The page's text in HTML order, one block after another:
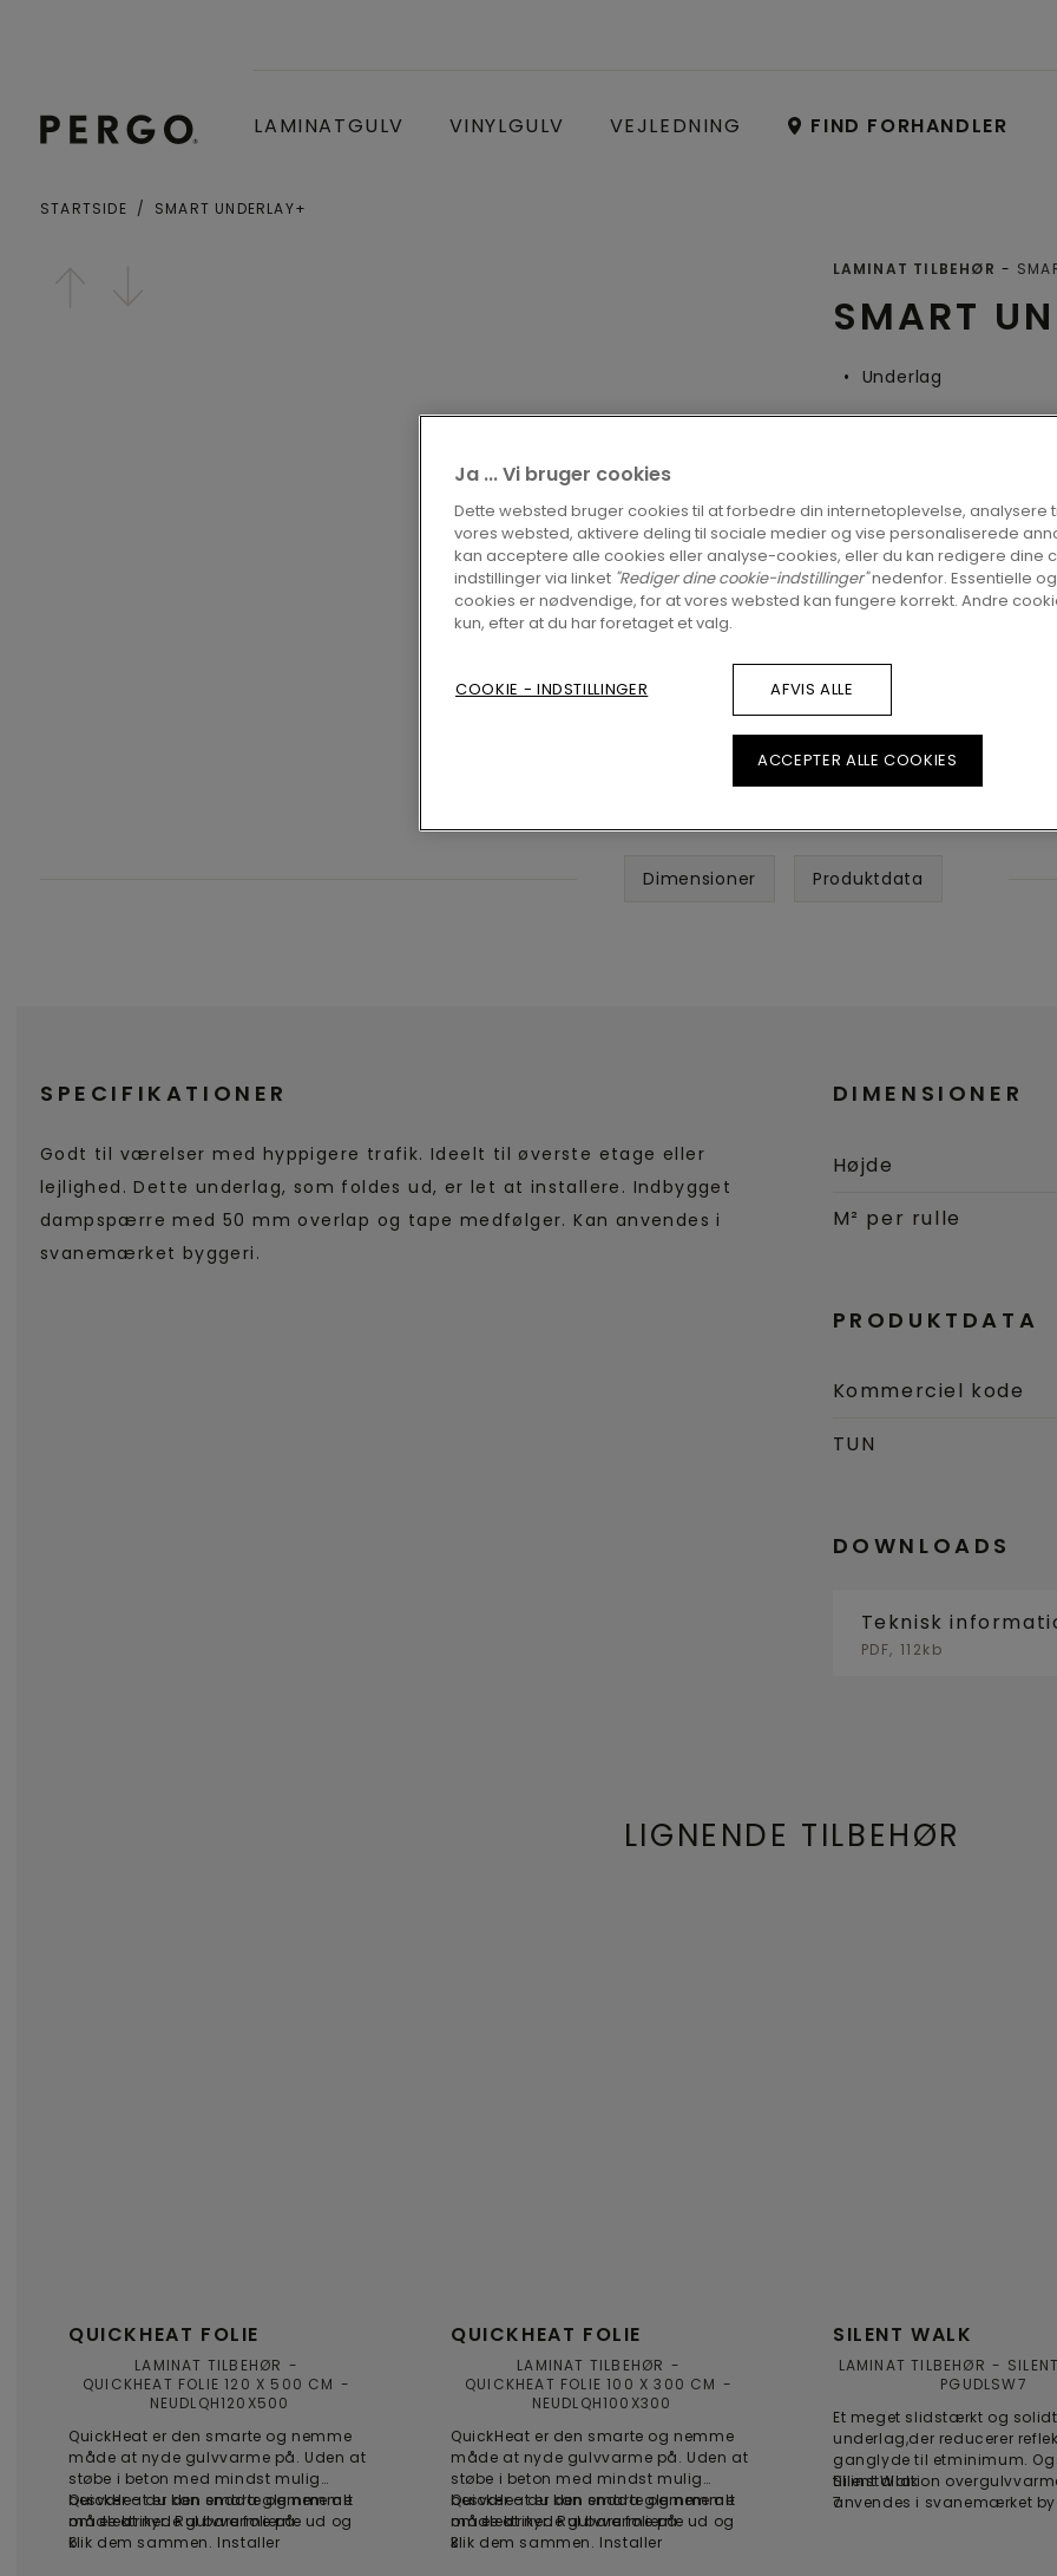
LAMINATGULV VINYLGULV VEJLEDNING FIND FORHANDLER
STARTSIDE SMART UNDERLAY+
SMART
LAMINAT TILBEHØR
Underlag
Dimensioner Produktdata
SPECIFIKATIONER
Godt til værelser med hyppigere trafik. Ideelt til øverste etage eller
lejlighed. Dette underlag, som foldes ud, er let at installere. Indbygget
dampspærre med 50 mm overlap og tape medfølger. Kan anvendes i
svanemærket byggeri.
DIMENSIONER
Højde
M² per rulle
PRODUKTDATA
Kommerciel kode
TUN
DOWNLOADS
Teknisk
PDF, 112kb
LIGNENDE TILBEHØR
QUICKHEAT FOLIE
LAMINAT TILBEHØR
QUICKHEAT FOLIE 120 X 500 CM
NEUDLQH120X500
QuickHeat er den smarte og nemme
måde at nyde gulvvarme på. Uden at
støbe i beton med mindst mulig
besvær – du kan endda glemme alt
om elektriker. Rul bare folierne ud og
klik dem sammen. Installer
QuickHeat er den smarte og nemme
måde at nyde gulvvarme på.
6
QUICKHEAT FOLIE
LAMINAT TILBEHØR
QUICKHEAT FOLIE 100 X 300 CM
NEUDLQH100X300
QuickHeat er den smarte og nemme
måde at nyde gulvvarme på. Uden at
støbe i beton med mindst mulig
besvær – du kan endda glemme alt
om elektriker. Rul bare folierne ud og
klik dem sammen. Installer
QuickHeat er den smarte og nemme
måde at nyde gulvvarme på.
3
SILENT WALK
LAMINAT TILBEHØR
PGUDLSW7
Et meget slidstærkt og solidt
underlag,der reducerer
ganglyde til etminimum.
til installation
anvendes i svanemærket
Silent Walk
7
Ja ... Vi bruger cookies
Dette websted bruger cookies til at forbedre din internetoplevelse, analysere
vores websted, aktivere deling til sociale medier og vise personaliserede
kan acceptere alle cookies eller analyse-cookies, eller du kan redigere dine
indstillinger via linket "Rediger dine cookie-indstillinger"nedenfor. Essentielle
cookies er nødvendige, for at vores websted kan fungere korrekt. Andre
kun, efter at du har foretaget et valg.
COOKIE - INDSTILLINGER AFVIS ALLE
ACCEPTER ALLE COOKIES